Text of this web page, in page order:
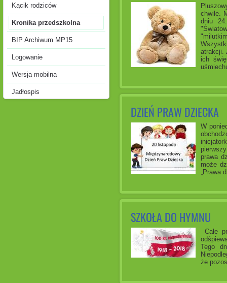
Kącik rodziców
Kronika przedszkolna
BIP Archiwum MP15
Logowanie
Wersja mobilna
Jadłospis
chwile.
dniu
atrakcji.
ich
DZIEŃ PRAW DZIECKA
W
prawa
może
„Prawa
SZKOŁA DO HYMNU
Całe
Tego
że